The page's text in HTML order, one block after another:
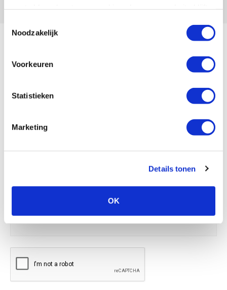
Noodzakelijk
Voorkeuren
Statistieken
Marketing
Details tonen
OK